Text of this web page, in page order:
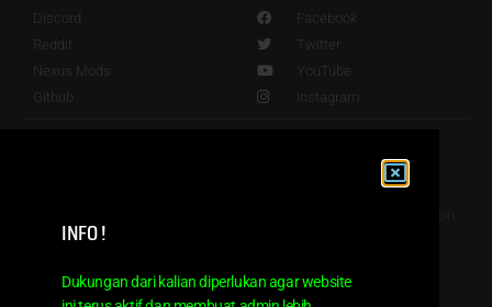
Discord
Reddit
Nexus Mods
Github
Facebook
Twitter
YouTube
Instagram
INFO !
Dukungan dari kalian diperlukan agar website